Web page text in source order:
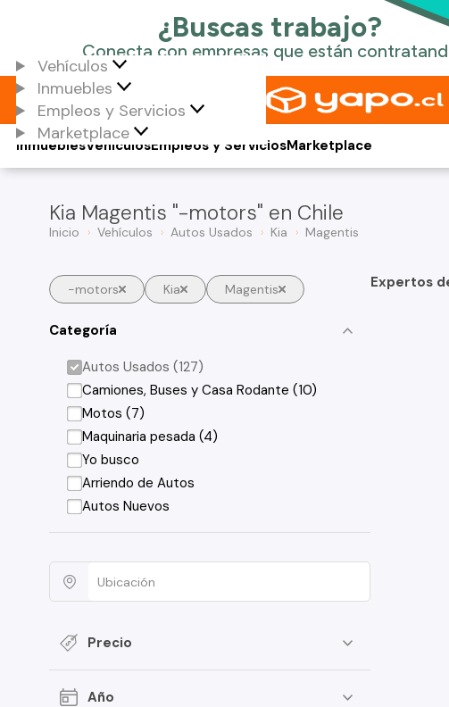
Vehículos
Inmuebles
Empleos y Servicios
Marketplace
Vehículos
Inmuebles Empleos y ServiciosMarketplace
Kia Magentis "-motors" en Chile
Inicio Vehículos Autos Usados Kia Magentis
-motors Kia Magentis
Categoría
Autos Usados (127)
Camiones, Buses y Casa Rodante (10)
Motos (7)
Maquinaria pesada (4)
Yo busco
Arriendo de Autos
Autos Nuevos
Precio
Año
Expertos